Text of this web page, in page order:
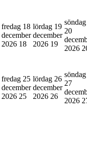
fredag 18
december
2026 18
lördag 19
december
2026 19
söndag
20
2026
fredag 25
december
2026 25
lördag 26
december
2026 26
söndag
27
2026